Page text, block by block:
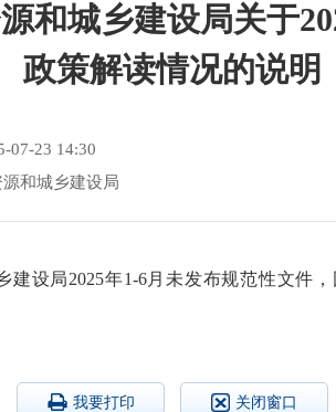
和城乡建设局关于
政策解读情况的说明
07-23 14:30
和城乡建设局
建设局2025年1-6月未发布规范性文件
我要打印 关闭窗口